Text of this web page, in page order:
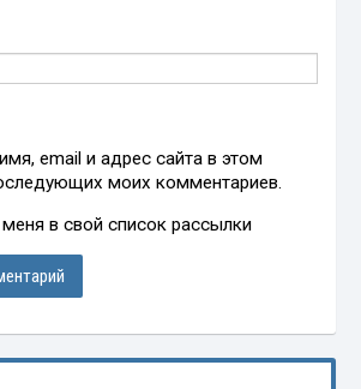
email и адрес сайта в этом
моих комментариев.
в свой список рассылки